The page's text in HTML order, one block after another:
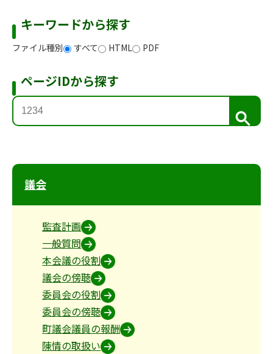
キーワードから探す
ファイル種別 すべて HTML PDF
ページIDから探す
検
索
議会
監査計画
一般質問
本会議の役割
議会の傍聴
委員会の役割
委員会の傍聴
町議会議員の報酬
陳情の取扱い